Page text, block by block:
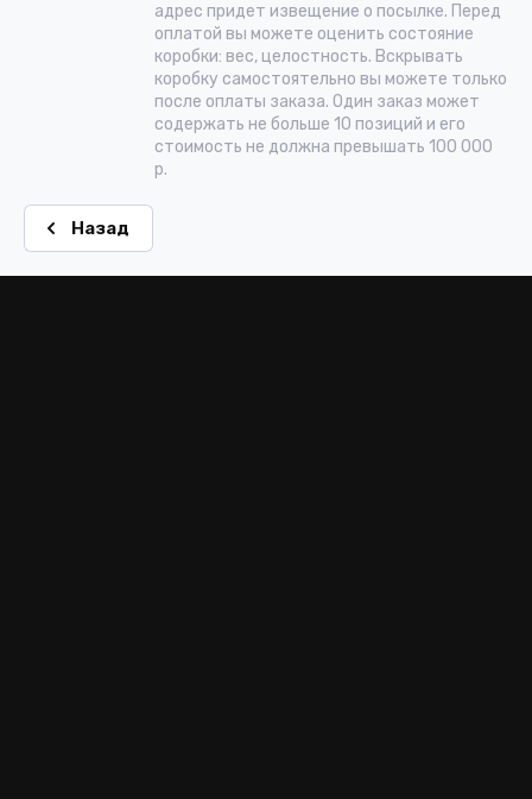
адрес придет извещение о посылке. Перед
оплатой вы можете оценить состояние
коробки: вес, целостность. Вскрывать
коробку самостоятельно вы можете только
после оплаты заказа. Один заказ может
содержать не больше 10 позиций и его
стоимость не должна превышать 100 000
р.
Назад